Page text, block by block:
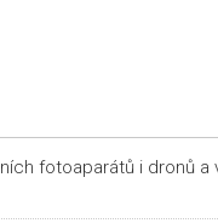
fotoaparátů i dronů